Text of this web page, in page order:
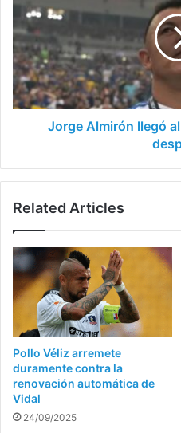
llegó
fin
en
Colo
Colo
y
Jorge Almirón llegó
Related Articles
Pollo Véliz arremete
duramente contra la
renovación automática de
Vidal
24/09/2025